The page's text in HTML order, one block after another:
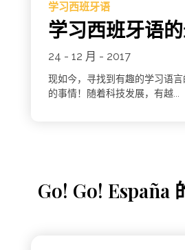
学习西班牙语
学习西班牙语
24 - 12 月 - 2017
现如今，寻找到有趣的学习语
的事情！随着科技发展，有越...
Go! Go! España